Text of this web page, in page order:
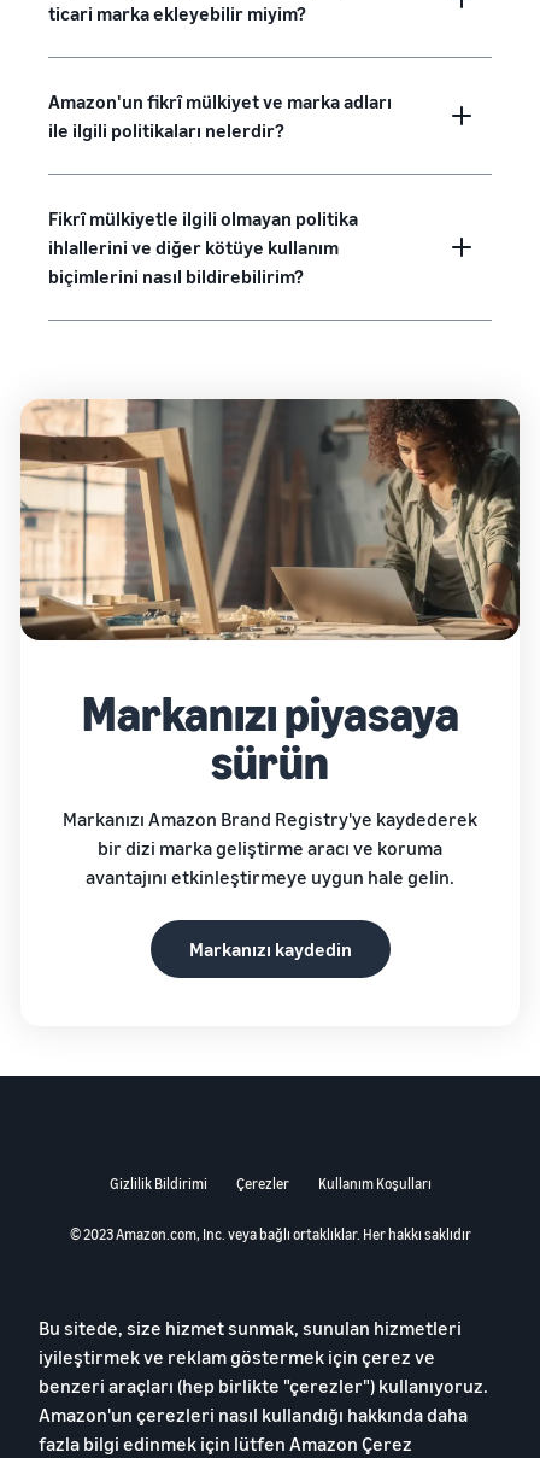
ticari marka ekleyebilir miyim?
Amazon'un fikrî mülkiyet ve marka adları
ile ilgili politikaları nelerdir?
Fikrî mülkiyetle ilgili olmayan politika
ihlallerini ve diğer kötüye kullanım
biçimlerini nasıl bildirebilirim?
Markanızı piyasaya
sürün
Markanızı Amazon Brand Registry'ye kaydederek
bir dizi marka geliştirme aracı ve koruma
avantajını etkinleştirmeye uygun hale gelin.
Markanızı kaydedin
Gizlilik Bildirimi Çerezler Kullanım Koşulları
© 2023 Amazon.com, Inc. veya bağlı ortaklıklar. Her hakkı saklıdır
Bu sitede, size hizmet sunmak, sunulan hizmetleri
iyileştirmek ve reklam göstermek için çerez ve
benzeri araçları (hep birlikte "çerezler") kullanıyoruz.
Amazon'un çerezleri nasıl kullandığı hakkında daha
fazla bilgi edinmek için lütfen Amazon Çerez